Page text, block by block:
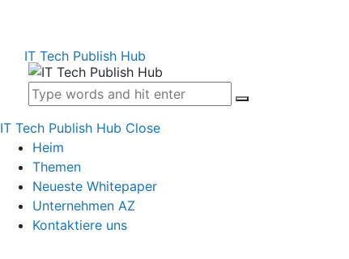
IT Tech Publish Hub
IT Tech Publish Hub Close
Heim
Themen
Neueste Whitepaper
Unternehmen AZ
Kontaktiere uns